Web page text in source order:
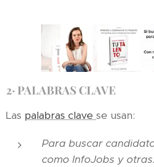
2· PALABRAS CLAVE
Las palabras clave se usan:
Para buscar
como InfoJobs y otras.